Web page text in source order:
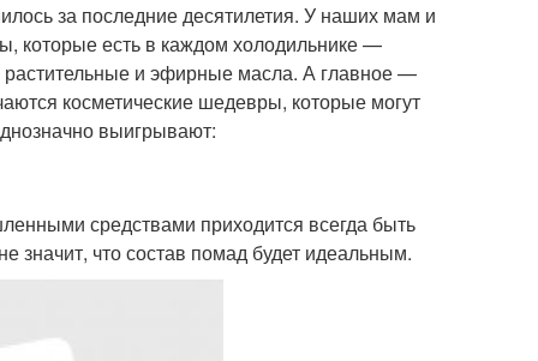
за последние десятилетия. У наших мам и
которые есть в каждом холодильнике —
и эфирные масла. А главное —
косметические шедевры, которые могут
выигрывают:
средствами приходится всегда быть
значит, что состав помад будет идеальным.